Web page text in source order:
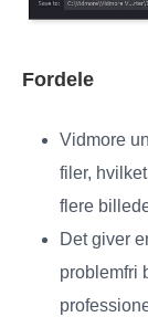
Fordele
Vidmore
filer,
flere
Det giver
problemfri